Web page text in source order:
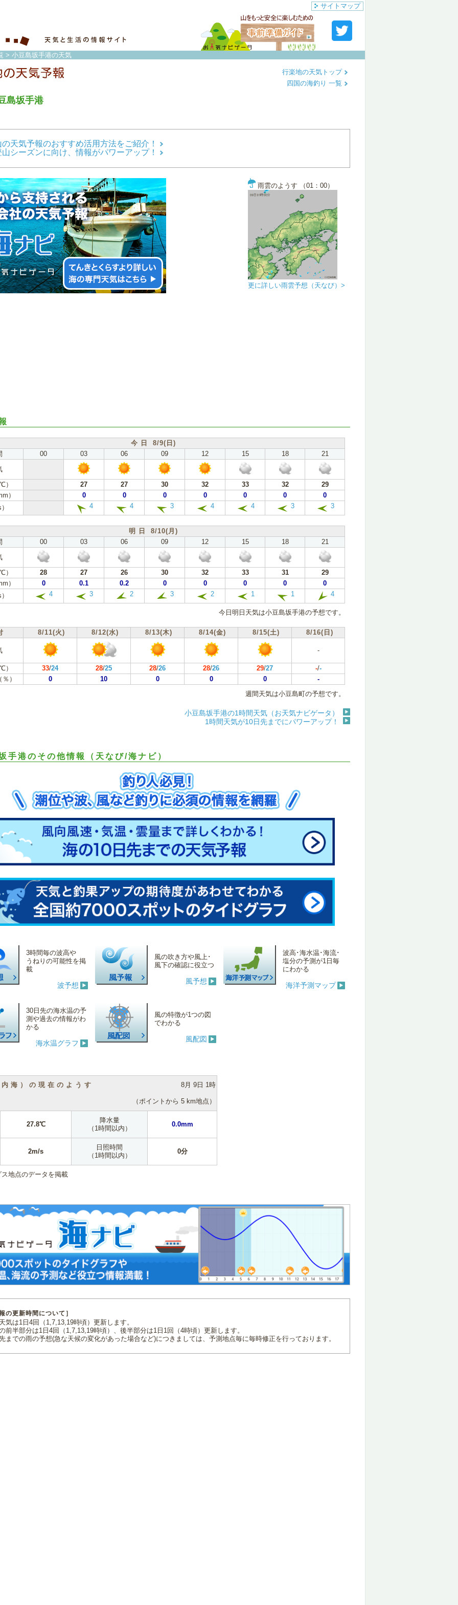
サイトマップ
> 小豆島坂手港の天気
島坂手港
行楽地の天気トップ
四国の海釣り 一覧
天気予報のおすすめ活用方法をご紹介！
シーズンに向け、情報がパワーアップ！
雨雲のようす （01：00）
更に詳しい雨雲予想（天なび）>
今 日 8/9(日)
00 03 06 09 12 15 18
21
27 27 30 32 33 32
29
）
0 0 0 0 0 0
0
4 4 3 4 4 3 3
明 日 8/10(月)
00 03 06 09 12 15 18
21
28 27 26 30 32 33 31
29
）
0 0.1 0.2 0 0 0 0
0
4 3 2 3 2 1 1 4
今日明日天気は小豆島坂手港の予想です。
8/11(火) 8/12(水) 8/13(木) 8/14(金) 8/15(土) 8/16(日)
-
33/24 28/25 28/26 28/26 29/27 -/-
）
0 10 0 0 0
-
週間天気は小豆島町の予想です。
小豆島坂手港の1時間天気（お天気ナビゲータ）
1時間天気が10日先までにパワーアップ！
手港のその他情報（天なび/海ナビ）
3時間毎の波高や
うねりの可能性を掲
載
波予想
風の吹き方や風上･
風下の確認に役立つ
風予想
波高･海水温･海流･
塩分の予測が1日毎
にわかる
海洋予測マップ
30日先の海水温の予
測や過去の情報がわ
かる
海水温グラフ
風の特徴が1つの図
でわかる
風配図
海）の現在のようす 8月 9日 1時
（ポイントから 5 km地点）
27.8℃
降水量
（1時間以内）
0.0mm
2m/s
日照時間
（1時間以内）
0分
地点のデータを掲載
の更新時間について］
気は1日4回（1,7,13,19時頃）更新します。
前半部分は1日4回（1,7,13,19時頃）、後半部分は1日1回（4時頃）更新します。
までの雨の予想(急な天候の変化があった場合など)につきましては、予測地点毎に毎時修正を行っております。